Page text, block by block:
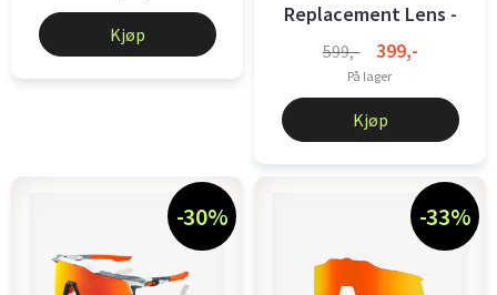
Kjøp
Replacement Lens -
Red ...
599,- 399,-
På lager
Kjøp
-30% -33%